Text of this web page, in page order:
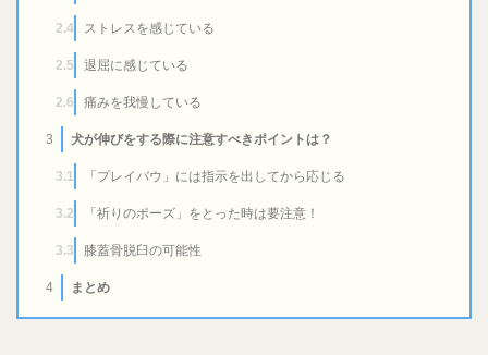
2.4 ストレスを感じている
2.5 退屈に感じている
2.6 痛みを我慢している
3 犬が伸びをする際に注意すべきポイントは？
3.1 「プレイバウ」には指示を出してから応じる
3.2 「祈りのポーズ」をとった時は要注意！
3.3 膝蓋骨脱臼の可能性
4 まとめ